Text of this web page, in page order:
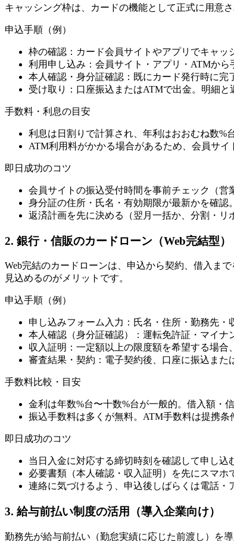
キャッシング枠は、カードの機能として正式に用意
申込手順（例）
枠の確認：カード会員サイトやアプリでキャッ
利用申し込み：会員サイト・アプリ・ATMから
本人確認・身分証確認：既にカード発行時に完
受け取り：口座振込またはATMで出金。明細と
手数料・利息の目安
利息は日割りで計算され、年利はおおむね数%
ATM利用料がかかる場合があるため、会員サ
即日成功のコツ
会員サイトの振込受付時間を事前チェック（営
身分証の住所・氏名・有効期限が最新かを確認
返済計画を先に決める（翌月一括か、分割・リ
2. 銀行・信販のカードローン（Web完結型）
Web完結のカードローンは、申込から契約、借入ま
見込めるのがメリットです。
申込手順（例）
申し込みフォーム入力：氏名・住所・勤務先・
本人確認（身分証確認）：運転免許証・マイナ
収入証明：一定額以上の限度額を希望する場合
審査結果・契約：電子契約後、口座に振込また
手数料比較・目安
金利は年数%台〜十数%台が一般的。借入額・
振込手数料は多くが無料。ATM手数料は提携条
即日成功のコツ
当日入金に対応する締切時刻を確認して申し込
必要書類（本人確認・収入証明）を先にスマホ
連絡に気づけるよう、申込後しばらくは電話・
3. 給与前払い制度の活用（導入企業向け）
勤務先が給与前払い（勤怠実績に応じた前渡し）を